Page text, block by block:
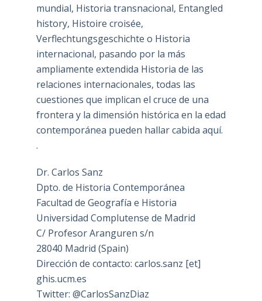
mundial, Historia transnacional, Entangled
history, Histoire croisée,
Verflechtungsgeschichte o Historia
internacional, pasando por la más
ampliamente extendida Historia de las
relaciones internacionales, todas las
cuestiones que implican el cruce de una
frontera y la dimensión histórica en la edad
contemporánea pueden hallar cabida aquí.
.
Dr. Carlos Sanz
Dpto. de Historia Contemporánea
Facultad de Geografía e Historia
Universidad Complutense de Madrid
C/ Profesor Aranguren s/n
28040 Madrid (Spain)
Dirección de contacto: carlos.sanz [et]
ghis.ucm.es
Twitter: @CarlosSanzDiaz